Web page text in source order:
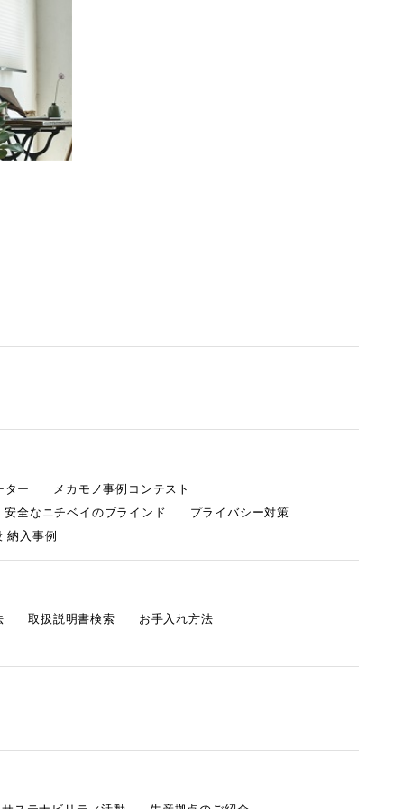
ター
メカモノ事例コンテスト
安全なニチベイのブラインド
プライバシー対策
納入事例
取扱説明書検索 お手入れ方法